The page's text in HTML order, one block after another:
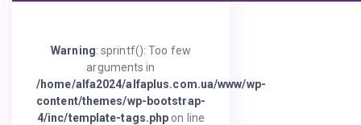
Warning: sprintf(): Too few
arguments in
/home/alfa2024/alfaplus.com.ua/www/wp-
content/themes/wp-bootstrap-
4/inc/template-tags.php on line